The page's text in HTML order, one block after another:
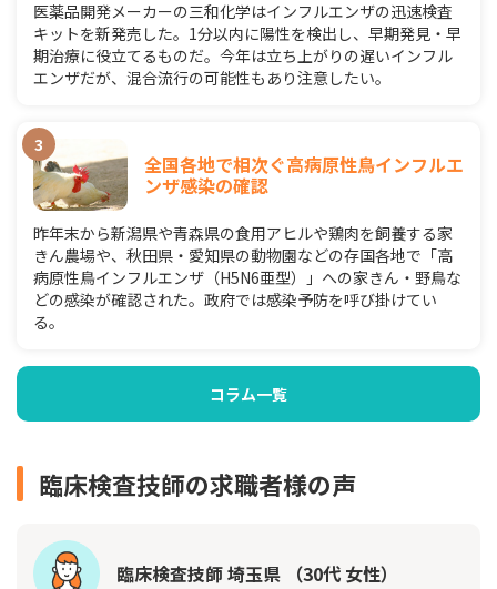
医薬品開発メーカーの三和化学はインフルエンザの迅速検査
キットを新発売した。1分以内に陽性を検出し、早期発見・早
期治療に役立てるものだ。今年は立ち上がりの遅いインフル
エンザだが、混合流行の可能性もあり注意したい。
全国各地で相次ぐ高病原性鳥インフルエ
ンザ感染の確認
昨年末から新潟県や青森県の食用アヒルや鶏肉を飼養する家
きん農場や、秋田県・愛知県の動物園などの存国各地で「高
病原性鳥インフルエンザ（H5N6亜型）」への家きん・野鳥な
どの感染が確認された。政府では感染予防を呼び掛けてい
る。
コラム一覧
臨床検査技師の求職者様の声
臨床検査技師 埼玉県 （30代 女性）